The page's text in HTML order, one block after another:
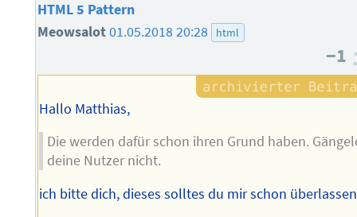
HTML 5 Pattern
Meowsalot01.05.2018 20:28 html
−1
Hallo Matthias,
Die werden dafür schon ihren Grund haben.
deine Nutzer nicht.
ich bitte dich, dieses solltes du mir schon